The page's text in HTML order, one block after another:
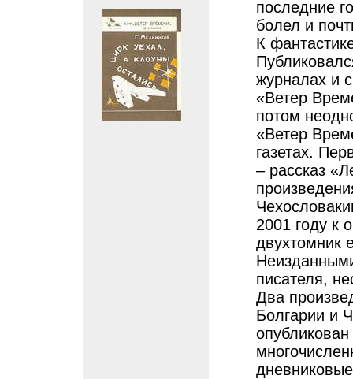
последние
болел и
К
журналах и
«Ветер
потом
«Ветер
газетах.
– рассказ
2001 году к
двухтомник
писателя,
Два
Болгарии и